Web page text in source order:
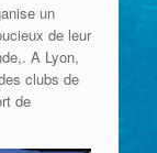
un
de leur
A Lyon,
clubs de
de